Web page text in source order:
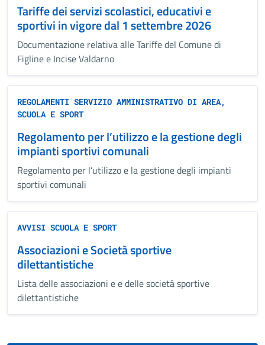
Tariffe dei servizi scolastici, educativi e
sportivi in vigore dal 1 settembre 2026
Documentazione relativa alle Tariffe del Comune di
Figline e Incise Valdarno
REGOLAMENTI SERVIZIO AMMINISTRATIVO DI AREA,
SCUOLA E SPORT
Regolamento per l’utilizzo e la gestione degli
impianti sportivi comunali
Regolamento per l’utilizzo e la gestione degli impianti
sportivi comunali
AVVISI SCUOLA E SPORT
Associazioni e Società sportive
dilettantistiche
Lista delle associazioni e e delle società sportive
dilettantistiche